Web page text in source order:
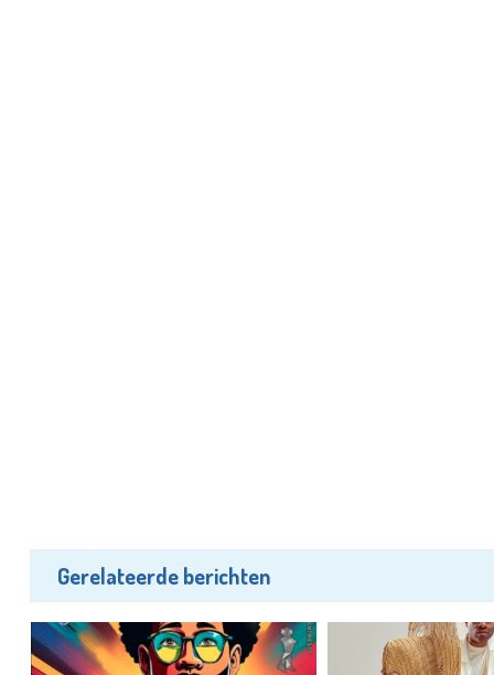
Gerelateerde berichten